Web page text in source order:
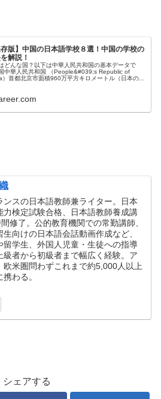
存版】中国の日本語学校８選！中国の学校の
解説！
どんな国？以下は中華人民共和国の基本データで
中華人民共和国 （People&#039;s Republic of
）首都北京市面積960万平方キロメートル（日本の約
ンスの日本語教師兼ライター。日本
力検定試験合格、日本語教師養成講
修了。公的教育機関での常勤講師、
生向けの日本語会話動画作成など、
留学生、外国人児童・生徒への指導
級者から初級者まで幅広く経験。ア
欧米圏問わずこれまで約5,000人以上
わる。
シェアする